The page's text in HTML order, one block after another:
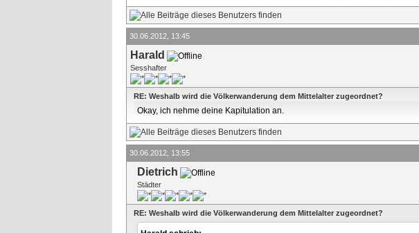
30.06.2012, 13:45
Harald
Sesshafter
RE: Weshalb wird die Völkerwanderung dem Mittelalter zugeordnet?
Okay, ich nehme deine Kapitulation an.
30.06.2012, 13:55
Dietrich
Städter
RE: Weshalb wird die Völkerwanderung dem Mittelalter zugeordnet?